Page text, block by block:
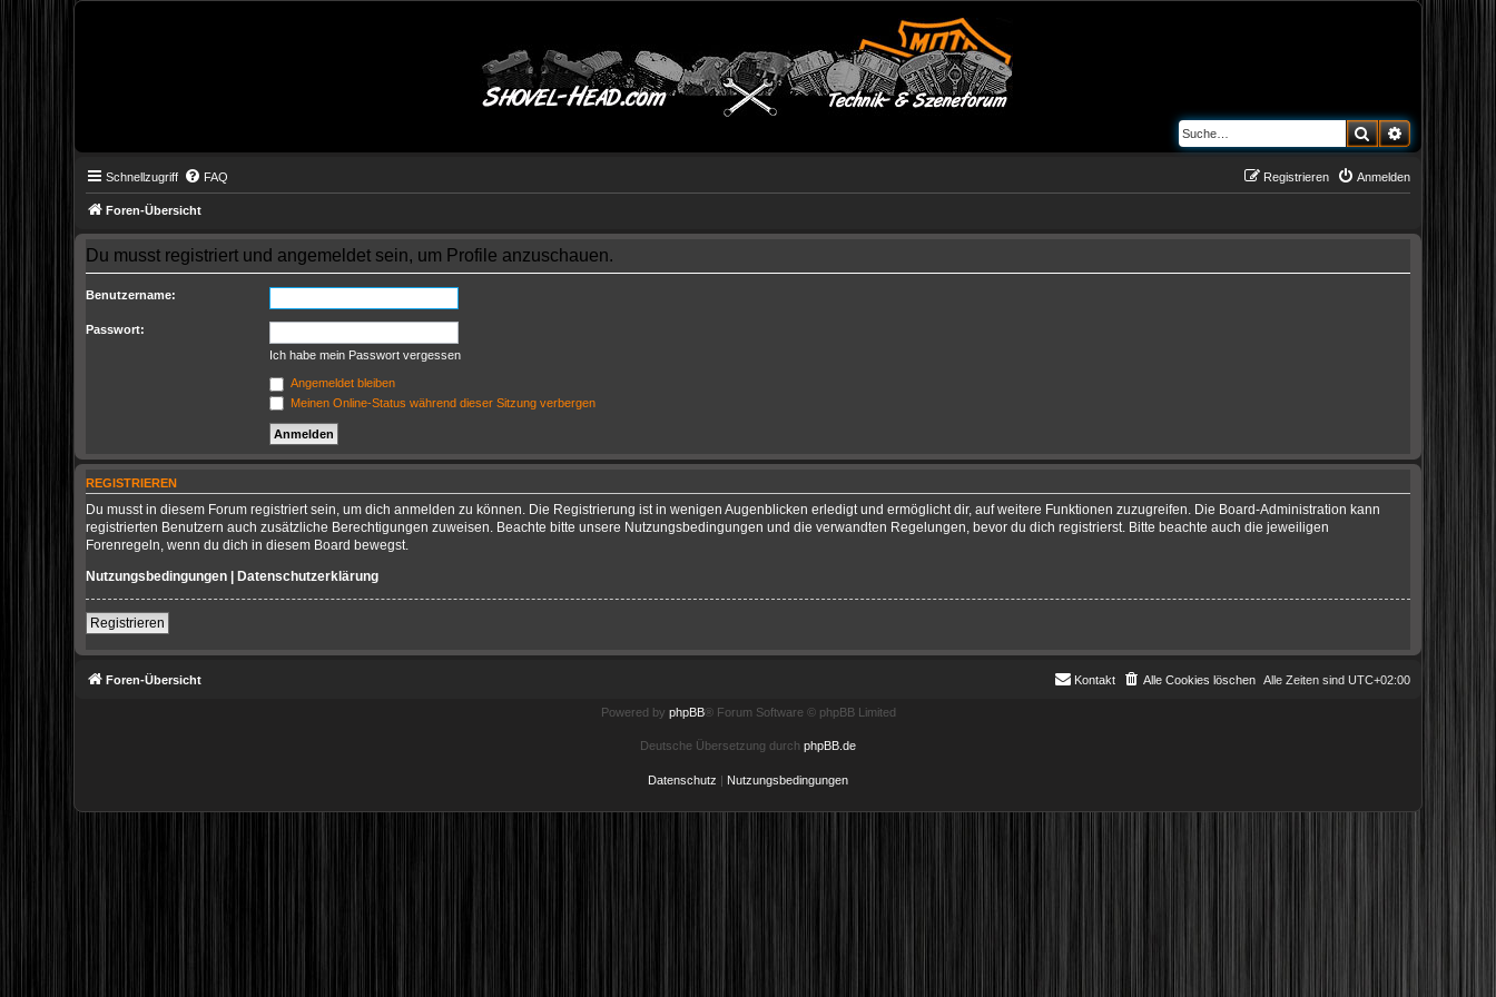
SucheErweiterte
Schnellzugriff FAQ Anmelden
Registrieren
Foren-Übersicht
Du musst registriert und angemeldet sein, um Profile anzuschauen.
Benutzername:
Passwort:
Ich habe mein Passwort vergessen
Angemeldet bleiben
Meinen Online-Status während dieser Sitzung verbergen
REGISTRIEREN
Du musst in diesem Forum registriert sein, um dich anmelden zu können. Die Registrierung ist in wenigen Augenblicken erledigt und ermöglicht dir, auf weitere Funktionen zuzugreifen. Die Board-Administration kann
registrierten Benutzern auch zusätzliche Berechtigungen zuweisen. Beachte bitte unsere Nutzungsbedingungen und die verwandten Regelungen, bevor du dich registrierst. Bitte beachte auch die jeweiligen
Forenregeln, wenn du dich in diesem Board bewegst.
Nutzungsbedingungen |Datenschutzerklärung
Registrieren
Foren-Übersicht Alle Zeiten sind UTC+02:00
Alle Cookies löschen
Kontakt
Powered by phpBB® Forum Software © phpBB Limited
Deutsche Übersetzung durch phpBB.de
Datenschutz | Nutzungsbedingungen